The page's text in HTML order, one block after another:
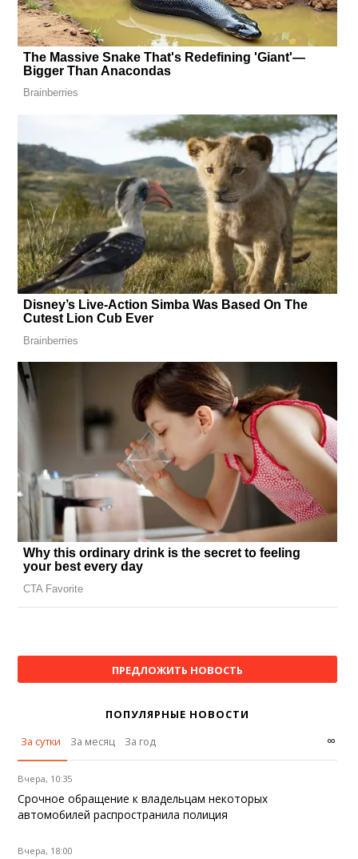
ПРЕДЛОЖИТЬ НОВОСТЬ
ПОПУЛЯРНЫЕ НОВОСТИ
За сутки
За месяц За год ∞
Вчера, 10:35
Срочное обращение к владельцам некоторых
автомобилей распространила полиция
Вчера, 18:00